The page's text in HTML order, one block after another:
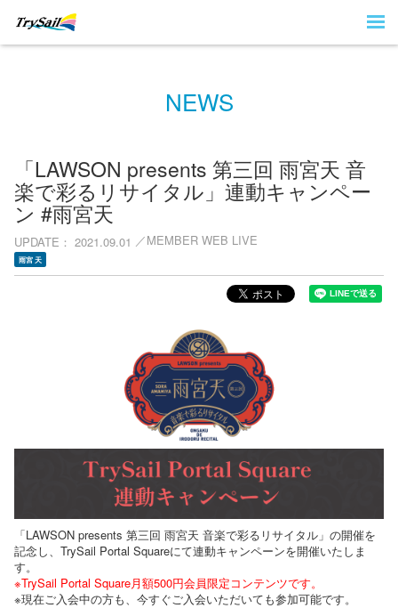
NEWS
「LAWSON presents 第三回 雨宮天 音
楽で彩るリサイタル」連動キャンペー
ン #雨宮天
UPDATE 2021.09.01 MEMBER WEB LIVE
雨宮 天
「LAWSON presents 第三回 雨宮天 音楽で彩るリサイタル」の開催を
記念し、TrySail Portal Squareにて連動キャンペーンを開催いたしま
す。
※TrySail Portal Square月額500円会員限定コンテンツです。
※現在ご入会中の方も、今すぐご入会いただいても参加可能です。